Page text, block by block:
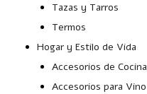
Tazas y Tarros
Termos
Hogar y Estilo de Vida
Accesorios de Cocina
Accesorios para Vino